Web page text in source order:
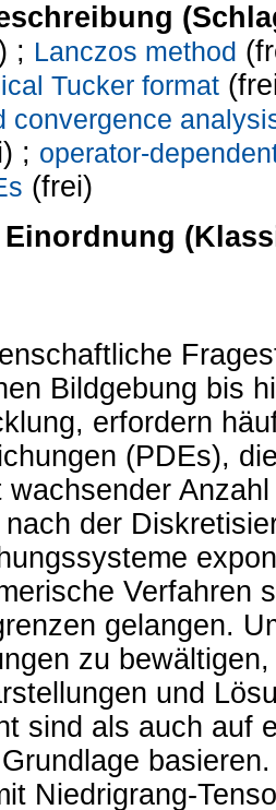
; Lanczos method
Tucker format
convergence
; operator-
(frei)
Einordnung
Bildgebung bis
erfordern
(PDEs),
wachsender
der
Verfahren
gelangen.
zu
und
sind als auch auf
Niedrigrang-